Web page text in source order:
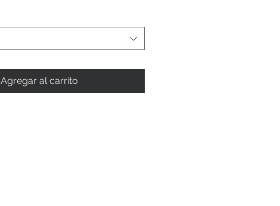
Agregar al carrito